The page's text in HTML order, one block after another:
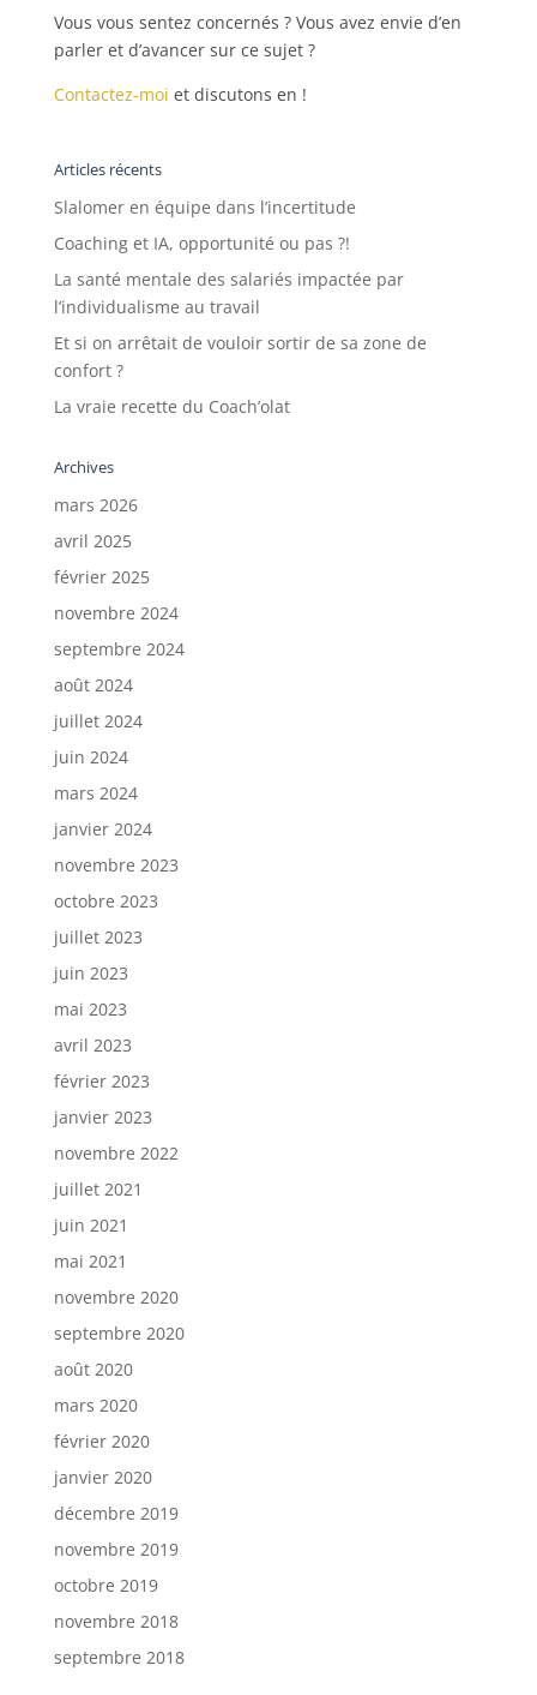
Vous vous sentez concernés ? Vous avez envie d’en
parler et d’avancer sur ce sujet ?
Contactez-moi et discutons en !
Articles récents
Slalomer en équipe dans l’incertitude
Coaching et IA, opportunité ou pas ?!
La santé mentale des salariés impactée par
l’individualisme au travail
Et si on arrêtait de vouloir sortir de sa zone de
confort ?
La vraie recette du Coach’olat
Archives
mars 2026
avril 2025
février 2025
novembre 2024
septembre 2024
août 2024
juillet 2024
juin 2024
mars 2024
janvier 2024
novembre 2023
octobre 2023
juillet 2023
juin 2023
mai 2023
avril 2023
février 2023
janvier 2023
novembre 2022
juillet 2021
juin 2021
mai 2021
novembre 2020
septembre 2020
août 2020
mars 2020
février 2020
janvier 2020
décembre 2019
novembre 2019
octobre 2019
novembre 2018
septembre 2018